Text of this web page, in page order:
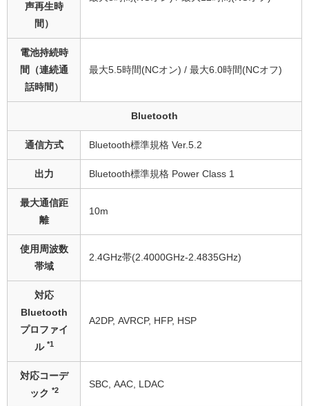
声再生時
間）
電池持続時
間（連続通
話時間）
最大5.5時間(NCオン) / 最大6.0時間(NCオフ)
Bluetooth
通信方式 Bluetooth標準規格 Ver.5.2
出力 Bluetooth標準規格 Power Class 1
最大通信距
離
10m
使用周波数
帯域
2.4GHz帯(2.4000GHz-2.4835GHz)
対応
Bluetooth
プロファイ
ル *1
A2DP, AVRCP, HFP, HSP
対応コーデ
ック *2
SBC, AAC, LDAC